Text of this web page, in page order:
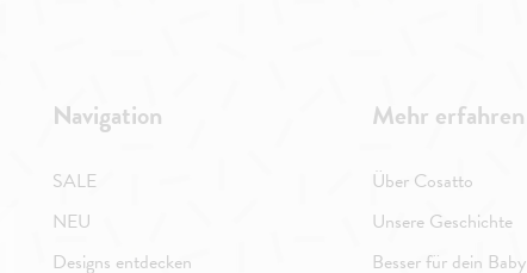
Navigation
SALE
NEU
Designs entdecken
Mehr erfahren
Über Cosatto
Unsere Geschichte
Besser für dein Baby